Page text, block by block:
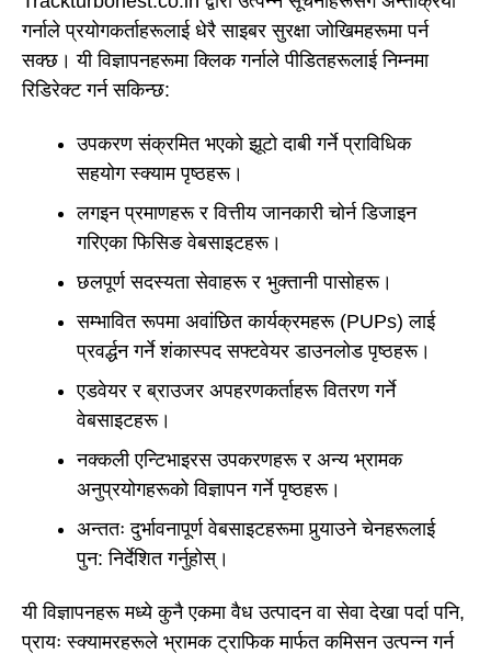
गर्नाले प्रयोगकर्ताहरूलाई धेरै साइबर सुरक्षा जोखिमहरूमा पर्न
सक्छ। यी विज्ञापनहरूमा क्लिक गर्नाले पीडितहरूलाई निम्नमा
रिडिरेक्ट गर्न सकिन्छ:
उपकरण संक्रमित भएको झूटो दाबी गर्ने प्राविधिक
सहयोग स्क्याम पृष्ठहरू।
लगइन प्रमाणहरू र वित्तीय जानकारी चोर्न डिजाइन
गरिएका फिसिङ वेबसाइटहरू।
छलपूर्ण सदस्यता सेवाहरू र भुक्तानी पासोहरू।
सम्भावित रूपमा अवांछित कार्यक्रमहरू (PUPs) लाई
प्रवर्द्धन गर्ने शंकास्पद सफ्टवेयर डाउनलोड पृष्ठहरू।
एडवेयर र ब्राउजर अपहरणकर्ताहरू वितरण गर्ने
वेबसाइटहरू।
नक्कली एन्टिभाइरस उपकरणहरू र अन्य भ्रामक
अनुप्रयोगहरूको विज्ञापन गर्ने पृष्ठहरू।
अन्ततः दुर्भावनापूर्ण वेबसाइटहरूमा पुर्‍याउने चेनहरूलाई
पुन: निर्देशित गर्नुहोस्।
यी विज्ञापनहरू मध्ये कुनै एकमा वैध उत्पादन वा सेवा देखा पर्दा पनि,
प्रायः स्क्यामरहरूले भ्रामक ट्राफिक मार्फत कमिसन उत्पन्न गर्न